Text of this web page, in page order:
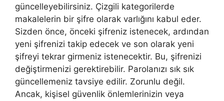
güncelleyebilirsiniz. Çizgili kategorilerde
makalelerin bir şifre olarak varlığını kabul eder.
Sizden önce, önceki şifreniz istenecek, ardından
yeni şifrenizi takip edecek ve son olarak yeni
şifreyi tekrar girmeniz istenecektir. Bu, şifrenizi
değiştirmenizi gerektirebilir. Parolanızı sık sık
güncellemeniz tavsiye edilir. Zorunlu değil.
Ancak, kişisel güvenlik önlemlerinizin veya